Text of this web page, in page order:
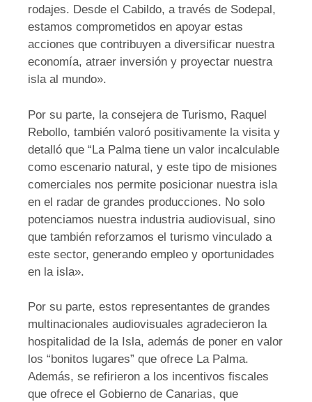
rodajes. Desde el Cabildo, a través de Sodepal,
estamos comprometidos en apoyar estas
acciones que contribuyen a diversificar nuestra
economía, atraer inversión y proyectar nuestra
isla al mundo».
Por su parte, la consejera de Turismo, Raquel
Rebollo, también valoró positivamente la visita y
detalló que “La Palma tiene un valor incalculable
como escenario natural, y este tipo de misiones
comerciales nos permite posicionar nuestra isla
en el radar de grandes producciones. No solo
potenciamos nuestra industria audiovisual, sino
que también reforzamos el turismo vinculado a
este sector, generando empleo y oportunidades
en la isla».
Por su parte, estos representantes de grandes
multinacionales audiovisuales agradecieron la
hospitalidad de la Isla, además de poner en valor
los “bonitos lugares” que ofrece La Palma.
Además, se refirieron a los incentivos fiscales
que ofrece el Gobierno de Canarias, que